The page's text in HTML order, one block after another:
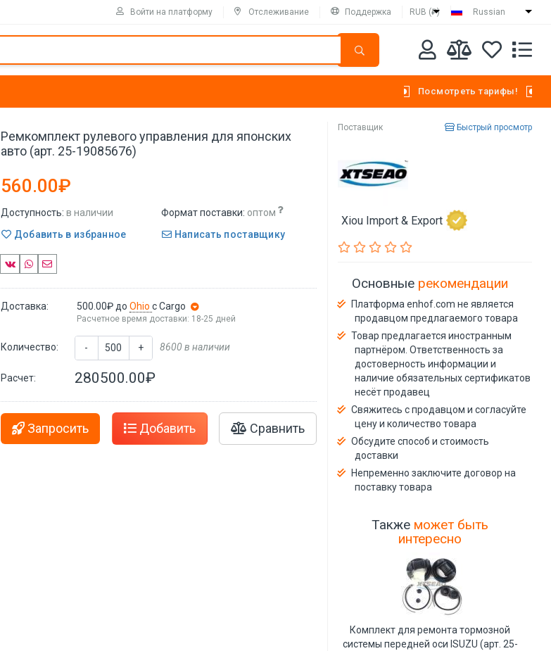
Войти на платформу Отслеживание Поддержка RUB (₽) Russian
Посмотреть тарифы!
Ремкомплект рулевого управления для японских
авто (арт. 25-19085676)
560.00₽
Доступность: в наличии Формат поставки: оптом
Добавить в избранное
Написать поставщику
Доставка: 500.00₽ доOhioс Cargo
Расчетное время доставки: 18-25 дней
Количество: - + 8600 в наличии
Расчет: 280500.00₽
Запросить Добавить Сравнить
Поставщик Быстрый просмотр
Xiou Import & Export
Основные рекомендации
Платформа enhof.com не является
продавцом предлагаемого товара
Товар предлагается иностранным
партнёром. Ответственность за
достоверность информации и
наличие обязательных сертификатов
несёт продавец
Свяжитесь с продавцом и согласуйте
цену и количество товара
Обсудите способ и стоимость
доставки
Непременно заключите договор на
поставку товара
Также может быть
интересно
Комплект для ремонта тормозной
системы передней оси ISUZU (арт. 25-